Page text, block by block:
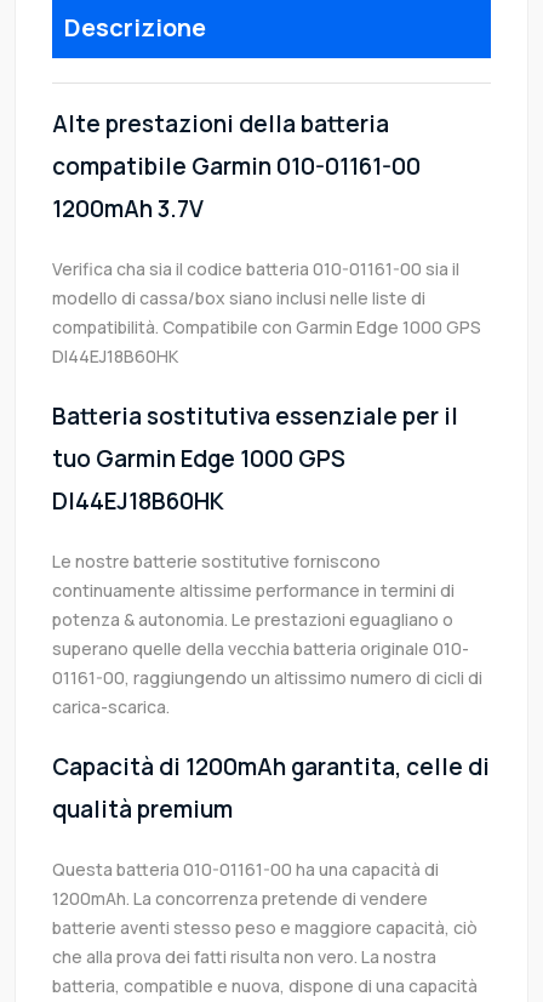
Descrizione
Alte prestazioni della batteria
compatibile Garmin 010-01161-00
1200mAh 3.7V
Verifica cha sia il codice batteria 010-01161-00 sia il
modello di cassa/box siano inclusi nelle liste di
compatibilità. Compatibile con Garmin Edge 1000 GPS
DI44EJ18B60HK
Batteria sostitutiva essenziale per il
tuo Garmin Edge 1000 GPS
DI44EJ18B60HK
Le nostre batterie sostitutive forniscono
continuamente altissime performance in termini di
potenza & autonomia. Le prestazioni eguagliano o
superano quelle della vecchia batteria originale 010-
01161-00, raggiungendo un altissimo numero di cicli di
carica-scarica.
Capacità di 1200mAh garantita, celle di
qualità premium
Questa batteria 010-01161-00 ha una capacità di
1200mAh. La concorrenza pretende di vendere
batterie aventi stesso peso e maggiore capacità, ciò
che alla prova dei fatti risulta non vero. La nostra
batteria, compatible e nuova, dispone di una capacità